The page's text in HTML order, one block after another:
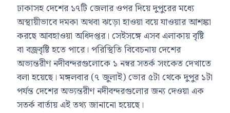
ঢাকাসহ দেশের ১৭টি জেলার ওপর দিয়ে দুপুরের মধ্যে
অস্থায়ীভাবে দমকা অথবা ঝড়ো হাওয়া বয়ে যাওয়ার আশঙ্কা
করছে আবহাওয়া অধিদপ্তর। সেইসঙ্গে এসব এলাকায় বৃষ্টি
বা বজ্রবৃষ্টি হতে পারে। পরিস্থিতি বিবেচনায় দেশের
অভ্যন্তরীণ নদীবন্দরগুলোকে ১ নম্বর সতর্ক সংকেত দেখাতে
বলা হয়েছে। মঙ্গলবার (৭ জুলাই) ভোর ৫টা থেকে দুপুর ১টা
পর্যন্ত দেশের অভ্যন্তরীণ নদীবন্দরগুলোর জন্য দেওয়া এক
সতর্ক বার্তায় এই তথ্য জানানো হয়েছে।